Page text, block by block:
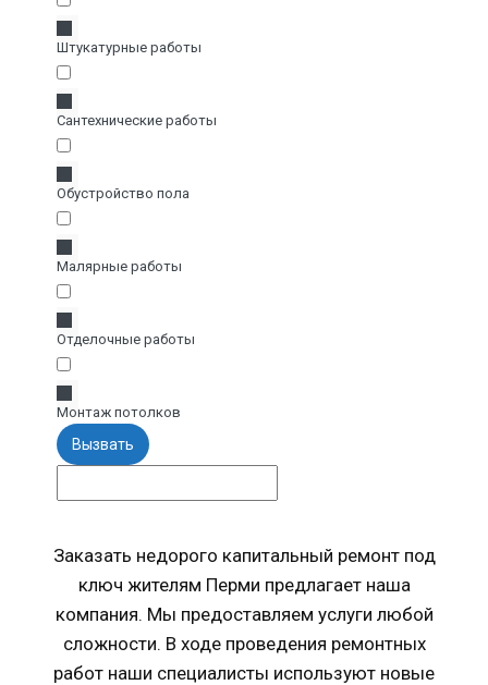
Штукатурные работы
Сантехнические работы
Обустройство пола
Малярные работы
Отделочные работы
Монтаж потолков
Вызвать
Заказать недорого капитальный ремонт под
ключ жителям Перми предлагает наша
компания. Мы предоставляем услуги любой
сложности. В ходе проведения ремонтных
работ наши специалисты используют новые